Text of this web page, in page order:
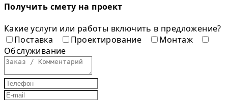
Получить смету на проект
Какие услуги или работы включить в предложение?
Поставка
Проектирование
Монтаж
Обслуживание